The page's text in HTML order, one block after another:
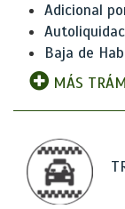
Adicional
Baja de
MÁS